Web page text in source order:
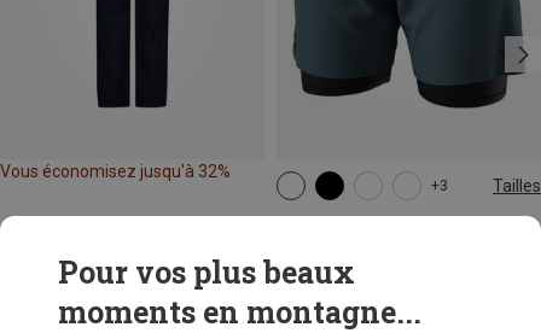
Vous économisez jusqu'à 32%
+3 Tailles
72,20 €
XS S
Pour vos plus beaux
moments en montagne...